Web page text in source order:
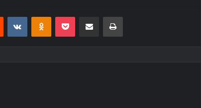
Reddit VKontakteOdnoklassniki
Pocket E-Posta ile paylaş Yazdır